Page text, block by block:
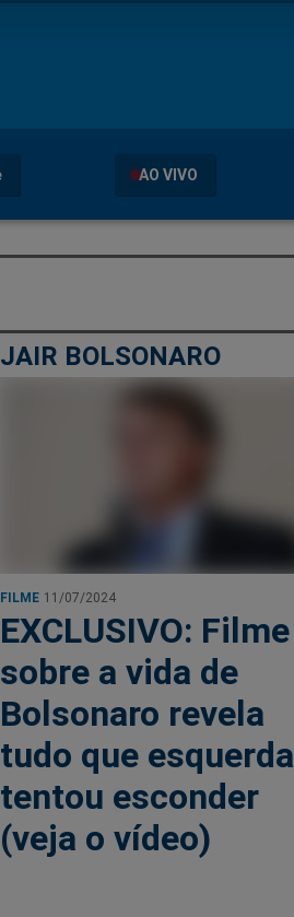
AO VIVO
JAIR BOLSONARO
FILME 11/07/2024
EXCLUSIVO: Filme
sobre a vida de
Bolsonaro revela
tudo que esquerda
tentou esconder
(veja o vídeo)